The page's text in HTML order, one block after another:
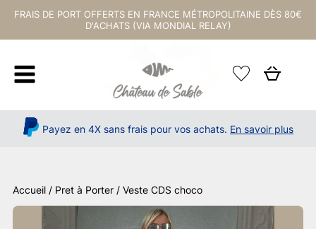
FRAIS DE PORT OFFERTS EN FRANCE MÉTROPOLITAINE DÈS 80€
D'ACHATS (VIA MONDIAL RELAY)
Payez en 4X sans frais pour vos achats. En savoir plus
Accueil / Pret à Porter / Veste CDS choco